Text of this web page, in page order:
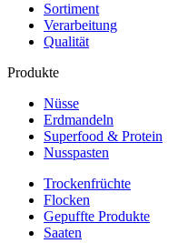
Sortiment
Verarbeitung
Qualität
Produkte
Nüsse
Erdmandeln
Superfood & Protein
Nusspasten
Trockenfrüchte
Flocken
Gepuffte Produkte
Saaten